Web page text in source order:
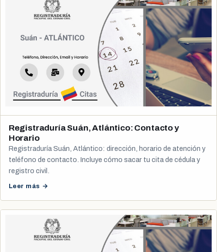
Registraduría Suán, Atlántico: Contacto y
Horario
Registraduría Suán, Atlántico: dirección, horario de atención y
teléfono de contacto. Incluye cómo sacar tu cita de cédula y
registro civil.
Leer más →